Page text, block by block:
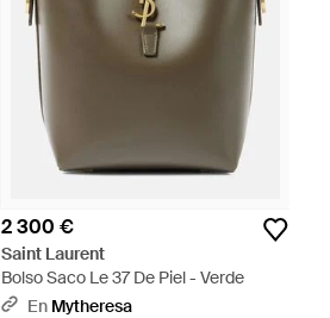
2 300 €
Saint Laurent
Bolso Saco Le 37 De Piel - Verde
En Mytheresa